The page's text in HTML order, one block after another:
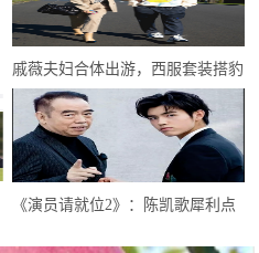
戚薇夫妇合体出游，西服套装搭豹
纹衫野性十足，两人对视甜如初恋
《演员请就位2》：陈凯歌犀利点